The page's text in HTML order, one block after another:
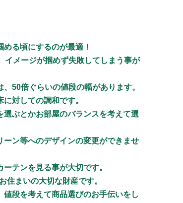
る頃にするのが最適！
イメージが掴めず失敗してしまう事が
50倍ぐらいの値段の幅があります。
対しての調和です。
ぶとかお部屋のバランスを考えて選
ン等へのデザインの変更ができませ
テンを見る事が大切です。
まいの大切な財産です。
段を考えて商品選びのお手伝いをし